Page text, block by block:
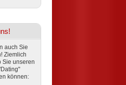
auch Sie
Ziemlich
Sie unseren
können: